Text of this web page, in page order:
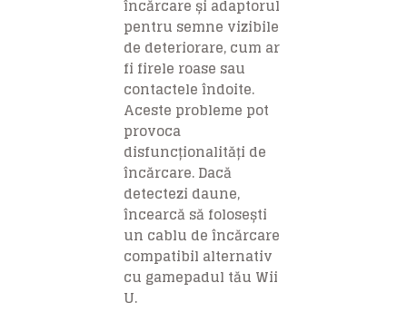
încărcare și adaptorul
pentru semne vizibile
de deteriorare, cum ar
fi firele roase sau
contactele îndoite.
Aceste probleme pot
provoca
disfuncționalități de
încărcare. Dacă
detectezi daune,
încearcă să folosești
un cablu de încărcare
compatibil alternativ
cu gamepadul tău Wii
U.